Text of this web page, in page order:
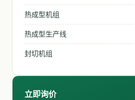
热成型机组
热成型生产线
封切机组
立即询价